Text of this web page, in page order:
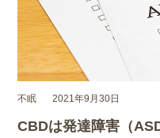
不眠 2021年9月30日
CBDは発達障害（